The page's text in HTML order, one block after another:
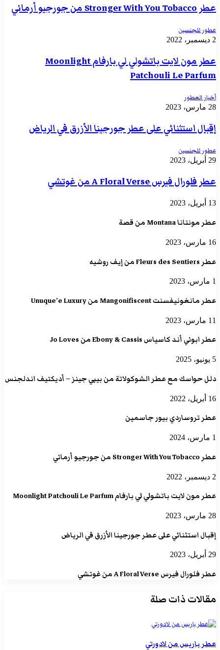
عطر Stronger With You Tobacco من جورجيو أرماني
عطور للجنسين
2 ديسمبر، 2022
عطر مون لايت باتشولي لي بارفام Moonlight
Patchouli Le Parfum
أخبار العطور
28 مارس، 2023
إقبال استثنائي على عطر جورجينا الأزرق في الرياض
عطور للجنسين
29 أبريل، 2023
عطر فلورال فيرس A Floral Verse من غوتشي
13 أبريل، 2023
عطر مونتانا Montana من قصة
16 مارس، 2023
عطر Fleurs des Sentiers من إيف روشيه
1 مارس، 2023
عطر مانغونيفسنت Mangonifiscent من Unuque’e Luxury
11 مارس، 2023
عطر ابوني أند كاسياس Ebony & Cassis من Jo Loves
5 يونيو، 2025
دلل حواسك مع عطر الشوكولاتة من بيبي جينز – أديكتيف اندلجنس
16 أبريل، 2022
عطر تروساردي بيور جاسمين
1 مارس، 2024
عطر Stronger With You Tobacco من جورجيو أرماني
2 ديسمبر، 2022
عطر مون لايت باتشولي لي بارفام Moonlight Patchouli Le Parfum
28 مارس، 2023
إقبال استثنائي على عطر جورجينا الأزرق في الرياض
29 أبريل، 2023
عطر فلورال فيرس A Floral Verse من غوتشي
مقالات ذات صلة
عطر باريس من لادورتي